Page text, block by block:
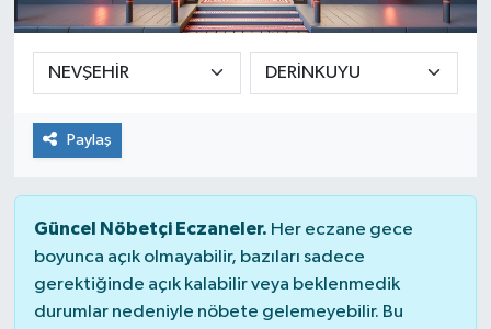
Paylaş
Güncel Nöbetçi Eczaneler. Her eczane gece
boyunca açık olmayabilir, bazıları sadece
gerektiğinde açık kalabilir veya beklenmedik
durumlar nedeniyle nöbete gelemeyebilir. Bu
Ekonomi
Sağlık
Teknoloji